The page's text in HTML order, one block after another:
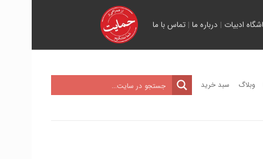
ادبیات | درباره ما |تماس با ما
وبلاگ سبد خرید